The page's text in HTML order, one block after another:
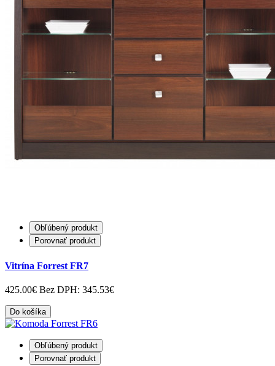
Obľúbený produkt
Porovnať produkt
Vitrína Forrest FR7
425.00€ Bez DPH: 345.53€
Do košíka
Obľúbený produkt
Porovnať produkt